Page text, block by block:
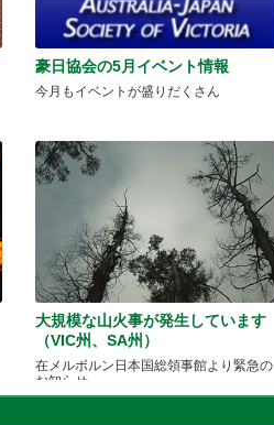
豪日協会の5月イベント情報
今月もイベントが盛りだくさん
大規模な山火事が発生しています
（VIC州、SA州）
在メルボルン日本国総領事館より緊急の
お知らせ